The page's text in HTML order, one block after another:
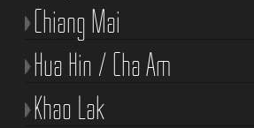
Chiang Mai
Hua Hin / Cha Am
Khao Lak